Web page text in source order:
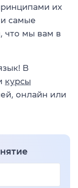
их
самые
что мы вам в
В
курсы
онлайн или